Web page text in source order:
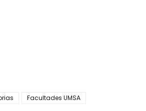
Facultades UMSA